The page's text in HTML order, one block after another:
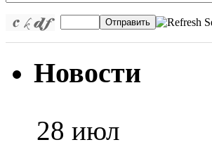
Отправить
Новости
28 июл